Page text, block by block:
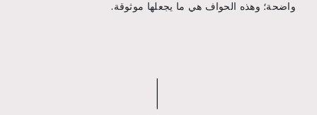
واضحة؛ وهذه الحواف هي ما يجعلها موثوقة.